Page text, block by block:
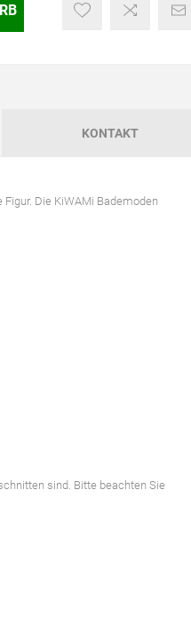
KONTAKT
Die KiWAMi Bademoden
sind. Bitte beachten Sie